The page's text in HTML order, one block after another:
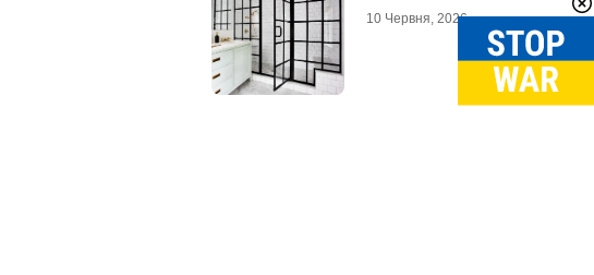
10 Червня, 2026